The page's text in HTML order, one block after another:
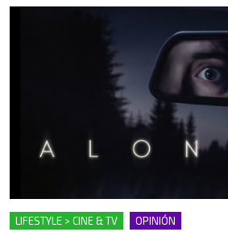
LIFESTYLE > CINE & TV OPINIÓN